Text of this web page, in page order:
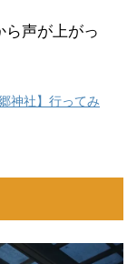
ら声が上がっ
神社】行ってみ